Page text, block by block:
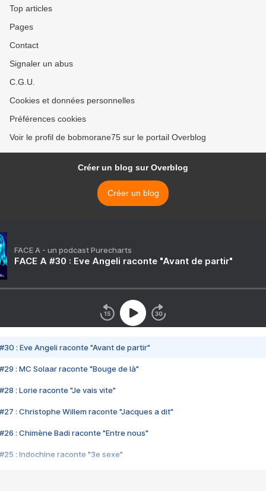
Top articles
Pages
Contact
Signaler un abus
C.G.U.
Cookies et données personnelles
Préférences cookies
Voir le profil de bobmorane75 sur le portail Overblog
Créer un blog sur Overblog
Créer un blog
FACE A - un podcast Purecharts
FACE A #30 : Eve Angeli raconte "Avant de partir"
#30 : Eve Angeli raconte "Avant de partir"
#29 : MC Solaar raconte "Bouge de là"
#28 : Lorie raconte "Je vais vite"
#27 : Christophe Willem raconte "Jacques a dit"
#26 : Chimène Badi raconte "Entre nous"
#25 : Indochine raconte "3e sexe"